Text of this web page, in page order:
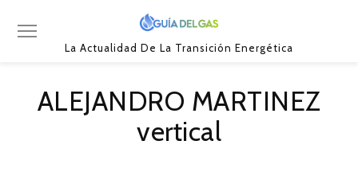
La Actualidad De La Transición Energética
ALEJANDRO MARTINEZ
vertical